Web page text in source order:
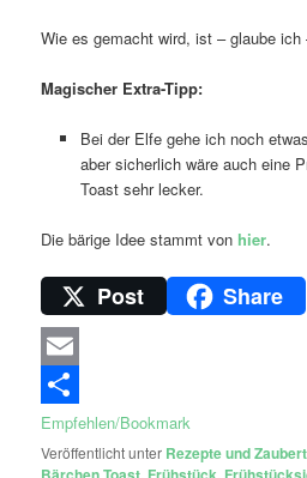
Wie es gemacht wird, ist – glaube
Magischer Extra-Tipp:
Bei der Elfe gehe ich noch
aber sicherlich wäre auch eine
Toast sehr lecker.
Die bärige Idee stammt von hier.
Post Share
Email
Empfehlen/Bookmark
Veröffentlicht unter Rezepte und
, ,